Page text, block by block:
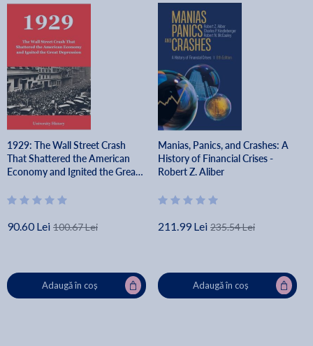
1929: The Wall Street Crash
That Shattered the American
Economy and Ignited the Great
90.60 Lei 100.67 Lei
Adaugă în coș
Manias, Panics, and Crashes: A
History of Financial Crises -
Robert Z. Aliber
211.99 Lei 235.54 Lei
Adaugă în coș